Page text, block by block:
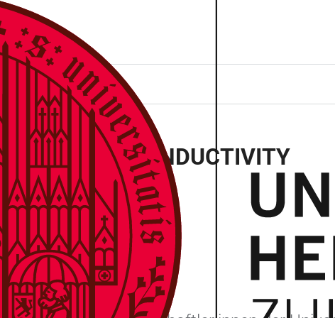
SUPERCONDUCTIVITY
69120 Heidelberg
für Festkörper- und Materialphysik